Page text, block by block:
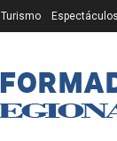
Turismo Espectáculos